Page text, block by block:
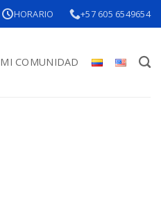
HORARIO +57 605 6549654
MI COMUNIDAD